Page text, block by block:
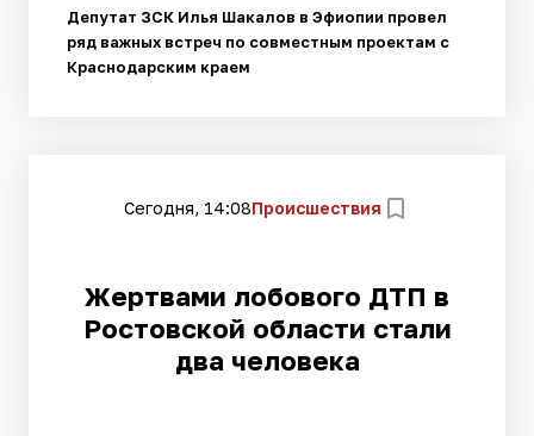
Депутат ЗСК Илья Шакалов в Эфиопии провел
ряд важных встреч по совместным проектам с
Краснодарским краем
Сегодня, 14:08Происшествия
Жертвами лобового ДТП в
Ростовской области стали
два человека